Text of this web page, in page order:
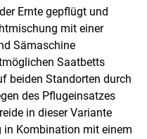
Ernte gepflügt und
mit einer
Sämaschine
Saatbetts
beiden Standorten durch
des Pflugeinsatzes
in dieser Variante
in Kombination mit einem